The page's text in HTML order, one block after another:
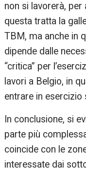
non si lavorerà,
questa tratta la
TBM, ma anche in
dipende dalle
“critica” per
lavori a Belgio, in
entrare in esercizio
In conclusione, si
parte più
coincide con le
interessate dai